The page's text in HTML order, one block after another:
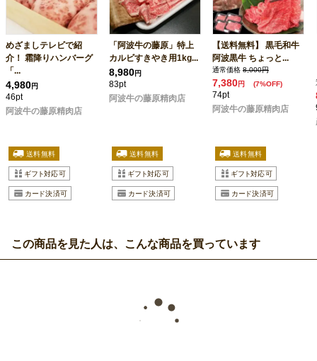
めざましテレビで紹
介！ 霜降りハンバーグ
「...
4,980円
46pt
阿波牛の藤原精肉店
「阿波牛の藤原」特上
カルビすきやき用1kg...
8,980円
83pt
阿波牛の藤原精肉店
【送料無料】 黒毛和牛
阿波黒牛 ちょっと...
通常価格 8,000円
7,380円 (7%OFF)
74pt
阿波牛の藤原精肉店
この商品を見た人は、こんな商品を買っています